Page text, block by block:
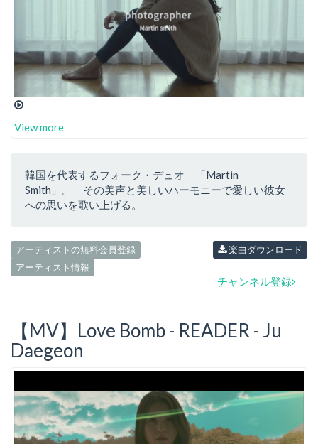
View more
韓国を代表するフォーク・デュオ 「Martin
Smith」。 その美声と美しいハーモニーで愛しい彼女
への思いを歌い上げる。
アーティストの無料会員登録
アーティスト情報
楽曲ダウンロード
チャンネル登録
【MV】Love Bomb - READER - Ju
Daegeon